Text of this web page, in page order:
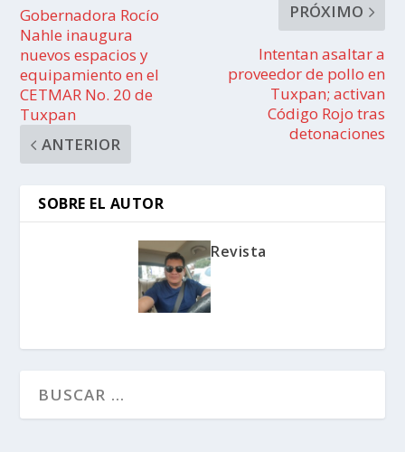
Gobernadora Rocío
Nahle inaugura
nuevos espacios y
equipamiento en el
CETMAR No. 20 de
Tuxpan
ANTERIOR
PRÓXIMO
Intentan asaltar a
proveedor de pollo en
Tuxpan; activan
Código Rojo tras
detonaciones
SOBRE EL AUTOR
Revista